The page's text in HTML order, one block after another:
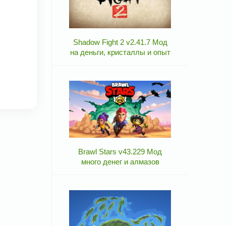
Shadow Fight 2 v2.41.7 Мод
на деньги, кристаллы и опыт
Brawl Stars v43.229 Мод
много денег и алмазов